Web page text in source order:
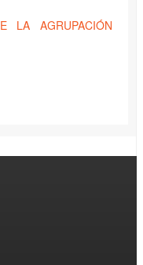
LA AGRUPACIÓN